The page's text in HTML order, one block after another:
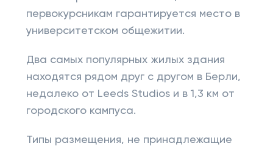
первокурсникам гарантируется место в
университетском общежитии.
Два самых популярных жилых здания
находятся рядом друг с другом в Берли,
недалеко от Leeds Studios и в 1,3 км от
городского кампуса.
Типы размещения, не принадлежащие